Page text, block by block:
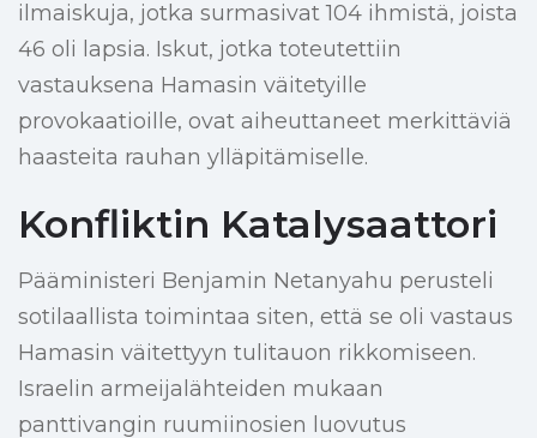
ilmaiskuja, jotka surmasivat 104 ihmistä, joista
46 oli lapsia. Iskut, jotka toteutettiin
vastauksena Hamasin väitetyille
provokaatioille, ovat aiheuttaneet merkittäviä
haasteita rauhan ylläpitämiselle.
Konfliktin Katalysaattori
Pääministeri Benjamin Netanyahu perusteli
sotilaallista toimintaa siten, että se oli vastaus
Hamasin väitettyyn tulitauon rikkomiseen.
Israelin armeijalähteiden mukaan
panttivangin ruumiinosien luovutus